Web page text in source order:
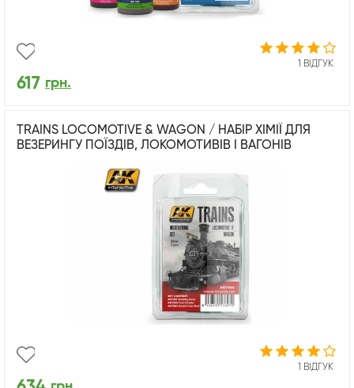
1 ВІДГУК
617 грн.
TRAINS LOCOMOTIVE & WAGON / НАБІР ХІМІЇ ДЛЯ
ВЕЗЕРИНГУ ПОЇЗДІВ, ЛОКОМОТИВІВ І ВАГОНІВ
1 ВІДГУК